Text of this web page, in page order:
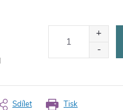
Tisk
Sdílet